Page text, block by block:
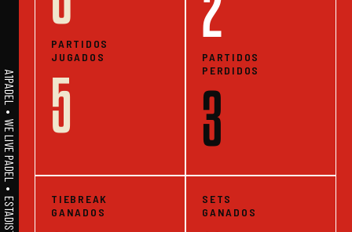
A1PADEL • WE LIVE PADEL • ESTADISTICAS
PARTIDOS
JUGADOS
5
PARTIDOS
PERDIDOS
3
TIEBREAK
GANADOS
SETS
GANADOS